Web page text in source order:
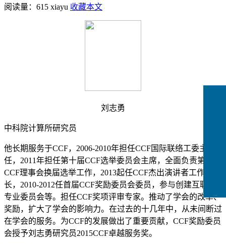
阅读量： 615 xiayu 收藏本文
刘志勇
中科院计算所研究员
他长期服务于CCF，2006-2010年担任CCF国际联络工委主
任，2011年担任第十届CCF选举委员会主席，全面负责第十届
CCF理事会换届选举工作，2013起任CCF杰出演讲者工作组组
长，2010-2012任首届CCF奖励委员会委员，参与创建互联网
专业委员会等。担任CCF奖项评审专家。推动了学会的改革、
奖励，扩大了学会的影响力。在过去的十几年中，从未间断过
在学会的服务。为CCF的发展做出了重要贡献，CCF奖励委员
会授予刘志勇研究员2015CCF卓越服务奖。